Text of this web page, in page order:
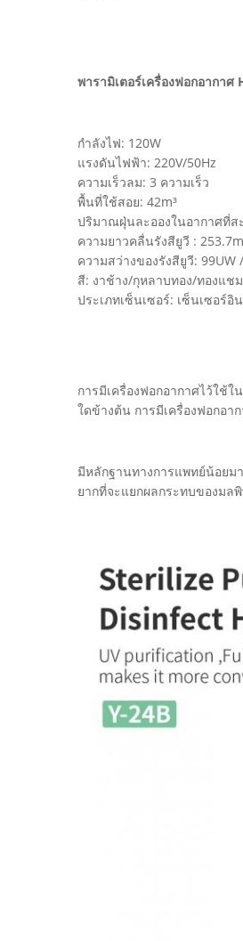
พารามิเตอร์เครื่องฟอกอากาศ
กำลังไฟ: 120W
แรงดันไฟฟ้า: 220V/50Hz
ความเร็วลม: 3 ความเร็ว
พื้นที่ใช้สอย: 42m³
ปริมาณฝุ่นละอองในอากาศที่ส
ความยาวคลื่นรังสียูวี :
ความสว่างของรังสียูวี: 99UW
สี: งาช้าง/กุหลาบทอง/ทองแช
ประเภทเซ็นเซอร์: เซ็นเซอร์อิ
การมีเครื่องฟอกอากาศไว้ใช้
ใดข้างต้น การมีเครื่องฟอกอ
มีหลักฐานทางการแพทย์น้อยม
ยากที่จะแยกผลกระทบของม